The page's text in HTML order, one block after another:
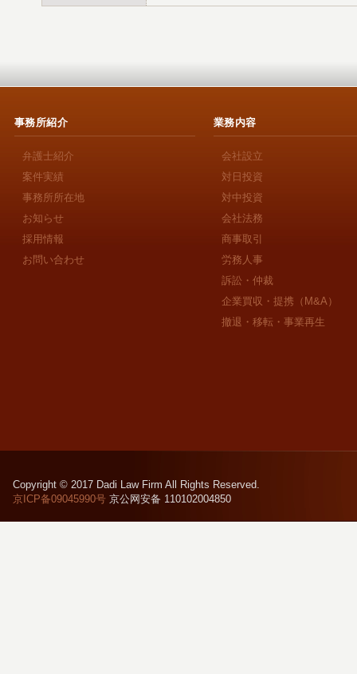
事務所紹介
弁護士紹介
案件実績
事務所所在地
お知らせ
採用情報
お問い合わせ
業務内容
会社設立
対日投資
対中投資
会社法務
商事取引
労務人事
訴訟・仲裁
企業買収・提携（M&A）
撤退・移転・事業再生
Copyright © 2017 Dadi Law Firm All Rights Reserved.
京ICP备09045990号京公网安备 110102004850